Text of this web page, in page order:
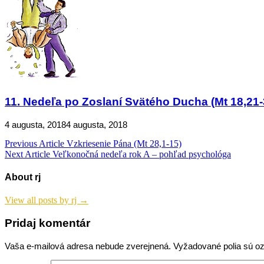
11. Nedeľa po Zoslaní Svätého Ducha (Mt
4 augusta, 20184 augusta, 2018
Navigácia
v
článku
Previous Article Vzkriesenie Pána (Mt 28,1-15)
Next Article Veľkonočná nedeľa rok A – pohľad psychológa
About rj
View all posts by rj →
Pridaj komentár
Vaša e-mailová adresa nebude zverejnená. Vyžadované polia sú